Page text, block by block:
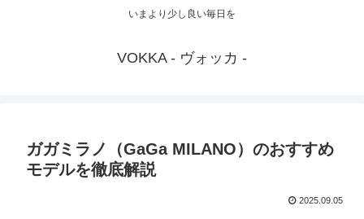
いまより少し良い毎日を
VOKKA - ヴォッカ -
ガガミラノ（GaGa MILANO）のおすすめ
モデルを徹底解説
2025.09.05